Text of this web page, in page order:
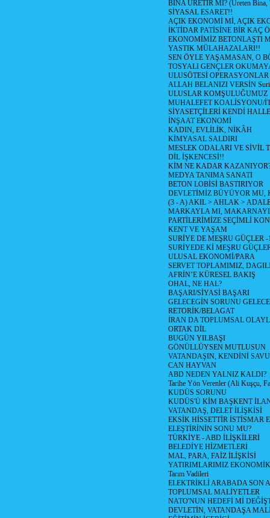
BİNA ÜRETİR Mİ? (Üreten Bina,
SİYASAL ESARET!!
AÇIK EKONOMİ Mİ, AÇIK
İKTİDAR PATİSİNE BİR KAÇ
EKONOMİMİZ BETONLAŞTI
YASTIK MÜLAHAZALARI!!
SEN ÖYLE YAŞAMASAN, O
TOSYALI GENÇLER
ULUSÖTESİ OPERASYONLAR
ALLAH BELANIZI VERSİN
ULUSLAR KOMŞULUĞUMUZ
MUHALEFET KOALİSYONU/
SİYASETÇİLERİ KENDİ
İNŞAAT EKONOMİ
KADIN, EVLİLİK, NİKÂH
KİMYASAL SALDIRI
MESLEK ODALARI VE SİVİL
DİL İŞKENCESİ!!
KİM NE KADAR
MEDYA TANIMA SANATI
BETON LOBİSİ BASTIRIYOR
DEVLETİMİZ BÜYÜYOR MU,
(3 - A) AKIL > AHLAK >
MARKAYLA MI,
PARTİLERİMİZE SEÇİMLİ
KENT VE YAŞAM
SURİYE DE MEŞRU GÜÇLER -
SURİYEDE Kİ MEŞRU
ULUSAL EKONOMİ/PARA
SERVET TOPLAMIMIZ,
AFRİN’E KÜRESEL BAKIŞ
OHAL, NE HAL?
BAŞARI/SİYASİ BAŞARI
GELECEGİN SORUNU
RETORİK/BELAGAT
İRAN DA TOPLUMSAL
ORTAK DİL
BUGÜN YILBAŞI
GÖNÜLLÜYSEN MUTLUSUN
VATANDAŞIN, KENDİNİ
CAN HAYVAN
ABD NEDEN YALNIZ KALDI?
Tarihe Yön Verenler (Ali Kuşçu,
KUDÜS SORUNU
KUDÜS'Ü KİM BAŞKENT
VATANDAŞ, DELET İLİŞKİSİ
EKSİK HİSSETTİR İSTİSMAR
ELEŞTİRİNİN SONU MU?
TÜRKİYE - ABD İLİŞKİLERİ
BELEDİYE HİZMETLERİ
MAL, PARA, FAİZ İLİŞKİSİ
YATIRIMLARIMIZ
Tarım Vadileri
ELEKTRİKLİ ARABADA SON
TOPLUMSAL MALİYETLER
NATO'NUN HEDEFİ Mİ
DEVLETİN, VATANDAŞA